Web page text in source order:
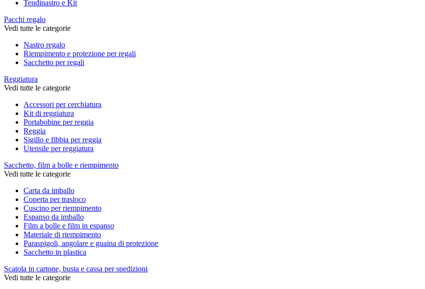
Tendinastro e Kit
Pacchi regalo
Vedi tutte le categorie
Nastro regalo
Riempimento e protezione per regali
Sacchetto per regali
Reggiatura
Vedi tutte le categorie
Accessori per cerchiatura
Kit di reggiatura
Portabobine per reggia
Reggia
Sigillo e fibbia per reggia
Utensile per reggiatura
Sacchetto, film a bolle e riempimento
Vedi tutte le categorie
Carta da imballo
Coperta per trasloco
Cuscino per riempimento
Espanso da imballo
Film a bolle e film in espanso
Materiale di riempimento
Paraspigoli, angolare e guaina di protezione
Sacchetto in plastica
Scatola in cartone, busta e cassa per spedizioni
Vedi tutte le categorie